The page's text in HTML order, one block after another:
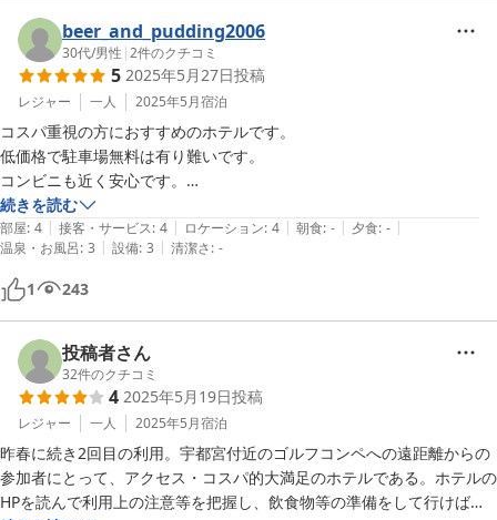
beer_and_pudding2006
30代/男性 |2件のクチコミ
5 2025年5月27日投稿
レジャー 一人 2025年5月宿泊
コスパ重視の方におすすめのホテルです。
低価格で駐車場無料は有り難いです。
コンビニも近く安心です。
お部屋も不満はありません。
ただドライヤーが備え付きではなく共用の洗面所でしか使えないため女
性の方は注意が必要です。
夜間も静かでゆっくり寝れました。
ありがとうございました。
続きを読む
部屋: 4 | 接客・サービス: 4 | ロケーション: 4 | 朝食: - | 夕食: - |
温泉・お風呂: 3 | 設備: 3 | 清潔さ: -
1 243
投稿者さん
32件のクチコミ
4 2025年5月19日投稿
レジャー 一人 2025年5月宿泊
昨春に続き2回目の利用。宇都宮付近のゴルフコンペへの遠距離からの
参加者にとって、アクセス・コスパ的大満足のホテルである。ホテルの
HPを読んで利用上の注意等を把握し、飲食物等の準備をして行けば問